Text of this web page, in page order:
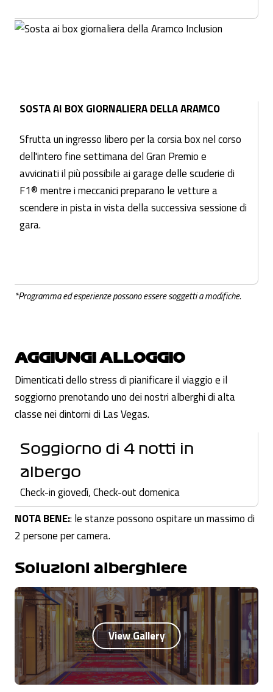
SOSTA AI BOX GIORNALIERA DELLA ARAMCO
Sfrutta un ingresso libero per la corsia box nel corso
dell'intero fine settimana del Gran Premio e
avvicinati il più possibile ai garage delle scuderie di
F1® mentre i meccanici preparano le vetture a
scendere in pista in vista della successiva sessione di
gara.
*Programma ed esperienze possono essere soggetti a modifiche.
AGGIUNGI ALLOGGIO
Dimenticati dello stress di pianificare il viaggio e il
soggiorno prenotando uno dei nostri alberghi di alta
classe nei dintorni di Las Vegas.
Soggiorno di 4 notti in
albergo
Check-in giovedì, Check-out domenica
NOTA BENE:: le stanze possono ospitare un massimo di
2 persone per camera.
Soluzioni alberghiere